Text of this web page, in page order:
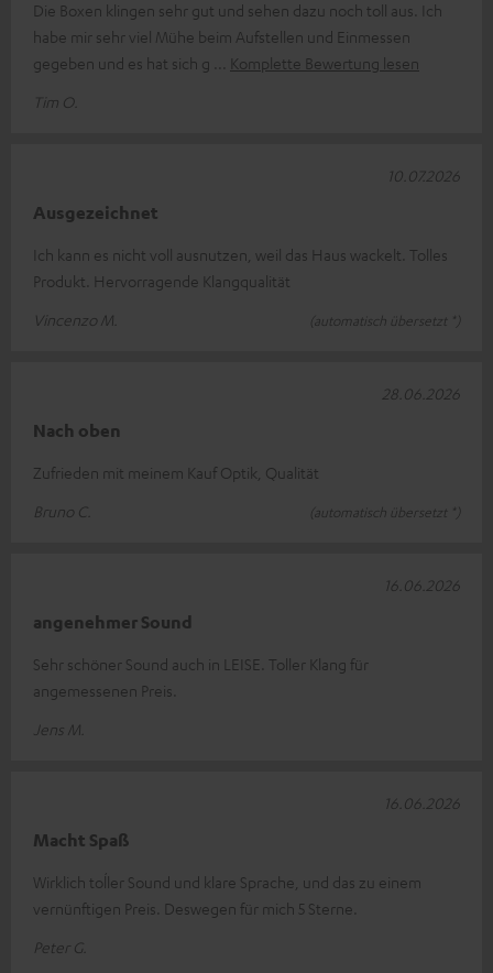
Die Boxen klingen sehr gut und sehen dazu noch toll aus. Ich
habe mir sehr viel Mühe beim Aufstellen und Einmessen
gegeben und es hat sich g
Komplette Bewertung lesen
Tim O.
Ausgezeichnet
Ich kann es nicht voll ausnutzen, weil das Haus wackelt. Tolles
Produkt. Hervorragende Klangqualität
Vincenzo M.
(automatisch übersetzt *)
10.07.2026
Nach oben
Zufrieden mit meinem Kauf Optik, Qualität
Bruno C.
(automatisch übersetzt *)
28.06.2026
angenehmer Sound
Sehr schöner Sound auch in LEISE. Toller Klang für
angemessenen Preis.
Jens M.
16.06.2026
Macht Spaß
Wirklich toĺler Sound und klare Sprache, und das zu einem
vernünftigen Preis. Deswegen für mich 5 Sterne.
Peter G.
16.06.2026